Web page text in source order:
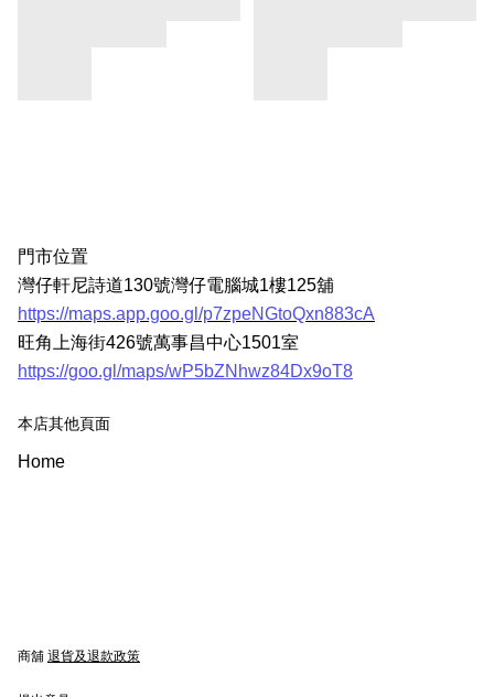
門市位置
灣仔軒尼詩道130號灣仔電腦城1樓125舖
https://maps.app.goo.gl/p7zpeNGtoQxn883cA
旺角上海街426號萬事昌中心1501室
https://goo.gl/maps/wP5bZNhwz84Dx9oT8
本店其他頁面
Home
商舖 退貨及退款政策